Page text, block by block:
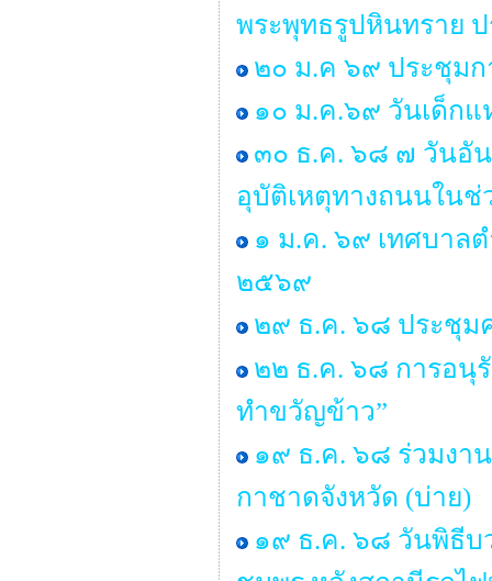
พระพุทธรูปหินทราย
๒๐ ม.ค ๖๙ ประชุม
๑๐ ม.ค.๖๙ วันเด็กแ
๓๐ ธ.ค. ๖๘ ๗ วันอั
อุบัติเหตุทางถนนในช่
๑ ม.ค. ๖๙ เทศบาล
๒๕๖๙
๒๙ ธ.ค. ๖๘ ประชุม
๒๒ ธ.ค. ๖๘ การอนุ
ทำขวัญข้าว”
๑๙ ธ.ค. ๖๘ ร่วมงา
กาชาดจังหวัด (บ่าย)
๑๙ ธ.ค. ๖๘ วันพิธีบ